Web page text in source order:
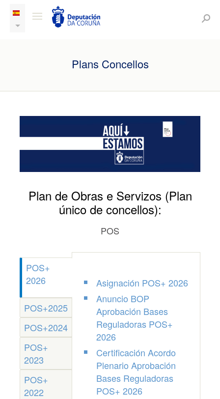
Plans Concellos
Plan de Obras e Servizos (Plan
único de concellos):
POS
POS+
2026
POS+2025
POS+2024
POS+
2023
POS+
2022
Asignación POS+ 2026
Anuncio BOP
Aprobación Bases
Reguladoras POS+
2026
Certificación Acordo
Plenario Aprobación
Bases Reguladoras
POS+ 2026